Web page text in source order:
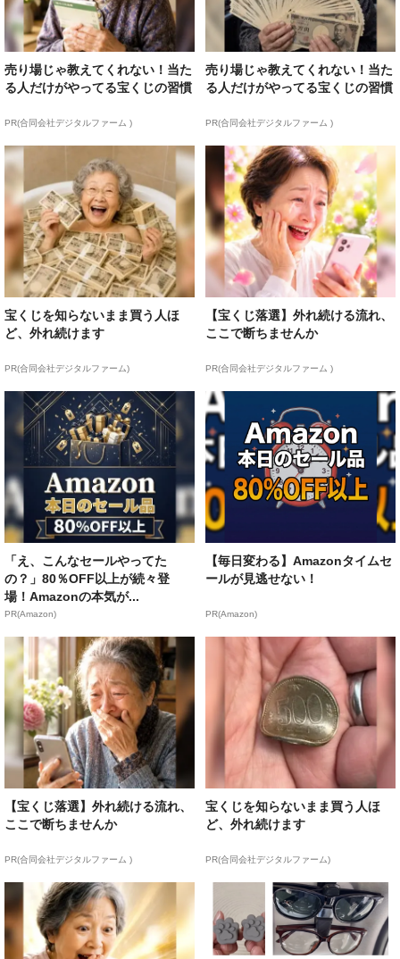
売り場じゃ教えてくれない！当た
る人だけがやってる宝くじの習慣
PR(合同会社デジタルファーム )
売り場じゃ教えてくれない！当た
る人だけがやってる宝くじの習慣
PR(合同会社デジタルファーム )
宝くじを知らないまま買う人ほ
ど、外れ続けます
PR(合同会社デジタルファーム)
【宝くじ落選】外れ続ける流れ、
ここで断ちませんか
PR(合同会社デジタルファーム )
「え、こんなセールやってた
の？」80％OFF以上が続々登
場！Amazonの本気が...
PR(Amazon)
【毎日変わる】Amazonタイムセ
ールが見逃せない！
PR(Amazon)
【宝くじ落選】外れ続ける流れ、
ここで断ちませんか
PR(合同会社デジタルファーム )
宝くじを知らないまま買う人ほ
ど、外れ続けます
PR(合同会社デジタルファーム)